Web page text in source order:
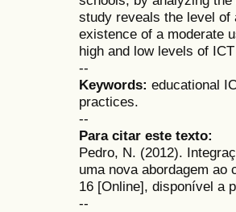
study reveals the level of
existence of a moderate
high and low levels of
--
Keywords: educational
practices.
--
Para citar este texto:
Pedro, N. (2012).
uma nova abordagem ao
16 [Online], disponível a
--